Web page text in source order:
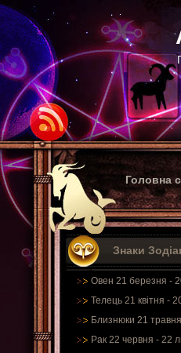
Головна
Знаки
Овен 21 березня -
Телець 21 квітня -
Близнюки 21
Рак 22 червня - 22